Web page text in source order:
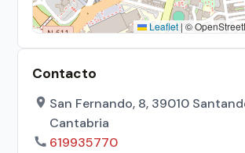
Leaflet| ©
Contacto
San Fernando, 8, 39010
Cantabria
619935770